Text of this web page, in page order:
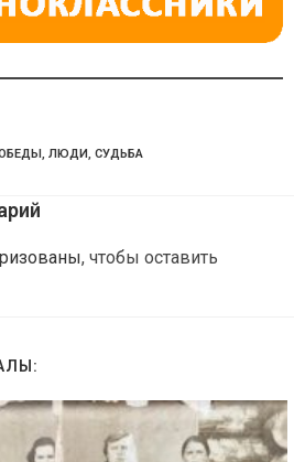
, ЛЮДИ, СУДЬБА
, чтобы оставить